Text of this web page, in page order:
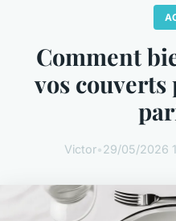
Comment
vos couverts
Victor•29/05/2026